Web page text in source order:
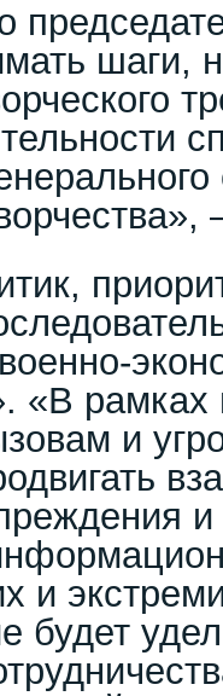
шаги,
«В рамках
и
и
и
будет